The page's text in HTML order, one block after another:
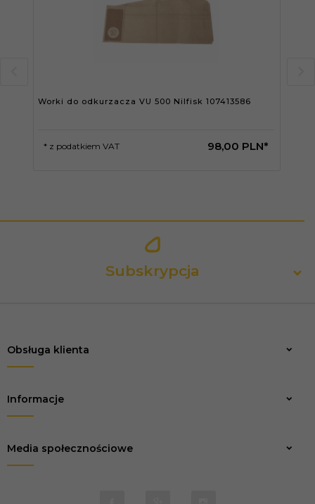
Worki do odkurzacza VU 500 Nilfisk 107413586
98,00 PLN*
* z podatkiem VAT
Subskrypcja
Obsługa klienta
Informacje
Media społecznościowe